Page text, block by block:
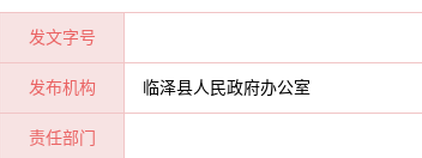
发文字号
发布机构 临泽县人民政府办公室
责任部门